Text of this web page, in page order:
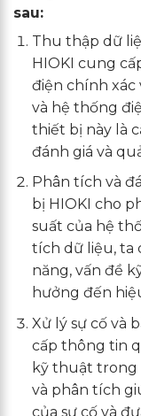
sau:
Thu thập dữ
HIOKI cung
điện chính xác
và hệ thống
thiết bị này là
đánh giá và
Phân tích và
bị HIOKI cho
suất của hệ
tích dữ liệu, ta
năng, vấn đề
hưởng đến
Xử lý sự cố và
cấp thông tin
kỹ thuật trong
và phân tích
của sự cố và